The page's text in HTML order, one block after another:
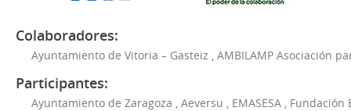
Colaboradores:
Ayuntamiento de Vitoria – Gasteiz AMBILAMP Asociación
Participantes:
Ayuntamiento de Zaragoza Aeversu EMASESA Fundación